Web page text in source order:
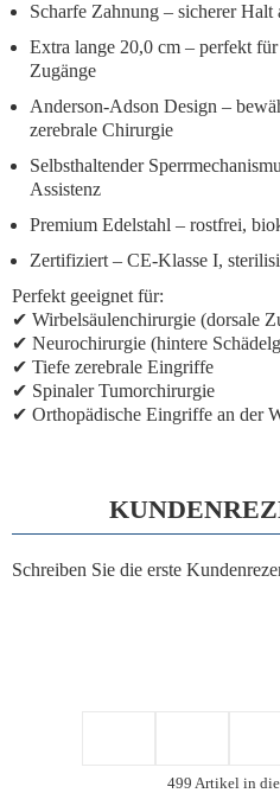
Scharfe Zahnung – sicherer Halt
Extra lange 20,0 cm – perfekt
Zugänge
Anderson-Adson Design –
zerebrale Chirurgie
Selbsthaltender
Assistenz
Premium Edelstahl – rostfrei,
Zertifiziert – CE-Klasse I,
Perfekt geeignet für:
✔ Wirbelsäulenchirurgie (dorsale
✔ Neurochirurgie (hintere
✔ Tiefe zerebrale Eingriffe
✔ Spinaler Tumorchirurgie
✔ Orthopädische Eingriffe an der
Schreiben Sie die erste
499 Artikel in